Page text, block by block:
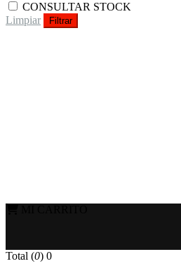
CONSULTAR STOCK
Limpiar
Filtrar
Total (0) 0